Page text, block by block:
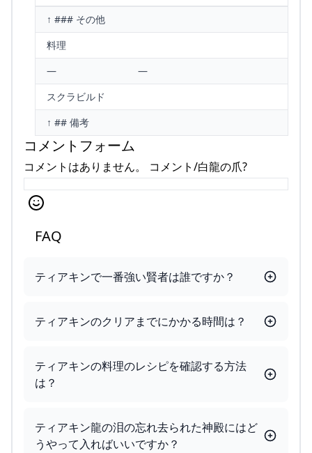
↑ ### その他
料理
—
—
スクラビルド
↑ ## 備考
コメントフォーム
コメントはありません。 コメント/白龍の爪?
FAQ
ティアキンで一番強い賢者は誰ですか？
ティアキンのクリアまでにかかる時間は？
ティアキンの料理のレシピを確認する方法
は？
ティアキン龍の泪の忘れ去られた神殿にはど
うやって入ればいいですか？